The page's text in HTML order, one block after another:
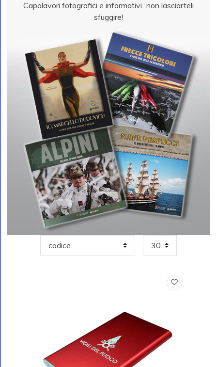
Capolavori fotografici e informativi...non lasciarteli
sfuggire!